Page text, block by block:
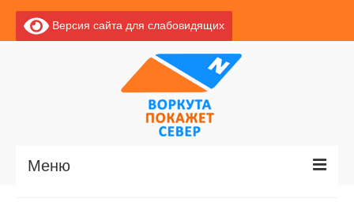
Версия сайта для слабовидящих
Меню